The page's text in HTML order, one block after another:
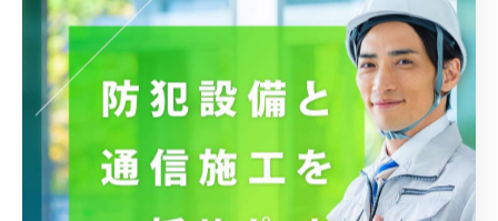
使用を考えるなら、強度試験済みや認定マーク付きの商
品を選ぶと安心です。さらに、格子や補助錠を内側に設
置する場合は、非常時の避難経路を確保できるかも確認
しましょう。
購入前に、実際に使った人の口コミや専門家の意見を調
べるのも効果的です。窓の種類や家族構成、生活スタイ